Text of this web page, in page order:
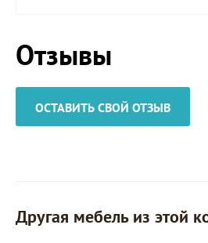
Отзывы
ОСТАВИТЬ СВОЙ ОТЗЫВ
Другая мебель из этой